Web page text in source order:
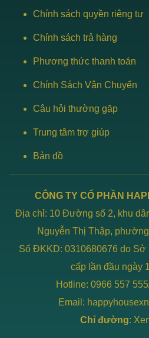
Chính sách quyền riêng tư
Chính sách trả hàng
Phương thức thanh toán
Chính Sách Vận Chuyển
Câu hỏi thường gặp
Trung tâm trợ giúp
Bản đồ
CÔNG TY CỔ PHẦN
Địa chỉ: 10 Đường số 2, khu
Nguyễn Thị Thập,
Số ĐKKD: 0310680676 do Sở
cấp lần đầu ngày
Hotline: 0966 557
Email:
Chỉ đường: